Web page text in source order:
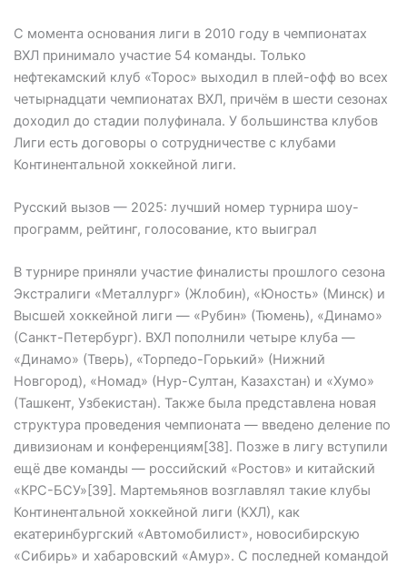
С момента основания лиги в 2010 году в чемпионатах
ВХЛ принимало участие 54 команды. Только
нефтекамский клуб «Торос» выходил в плей-офф во всех
четырнадцати чемпионатах ВХЛ, причём в шести сезонах
доходил до стадии полуфинала. У большинства клубов
Лиги есть договоры о сотрудничестве с клубами
Континентальной хоккейной лиги.
Русский вызов — 2025: лучший номер турнира шоу-
программ, рейтинг, голосование, кто выиграл
В турнире приняли участие финалисты прошлого сезона
Экстралиги «Металлург» (Жлобин), «Юность» (Минск) и
Высшей хоккейной лиги — «Рубин» (Тюмень), «Динамо»
(Санкт-Петербург). ВХЛ пополнили четыре клуба —
«Динамо» (Тверь), «Торпедо-Горький» (Нижний
Новгород), «Номад» (Нур-Султан, Казахстан) и «Хумо»
(Ташкент, Узбекистан). Также была представлена новая
структура проведения чемпионата — введено деление по
дивизионам и конференциям[38]. Позже в лигу вступили
ещё две команды — российский «Ростов» и китайский
«КРС-БСУ»[39]. Мартемьянов возглавлял такие клубы
Континентальной хоккейной лиги (КХЛ), как
екатеринбургский «Автомобилист», новосибирскую
«Сибирь» и хабаровский «Амур». С последней командой